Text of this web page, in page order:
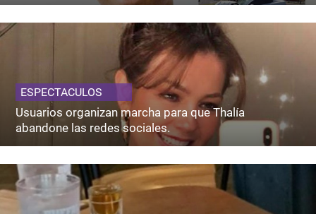
ESPECTACULOS
Usuarios organizan marcha para que Thalía
abandone las redes sociales.